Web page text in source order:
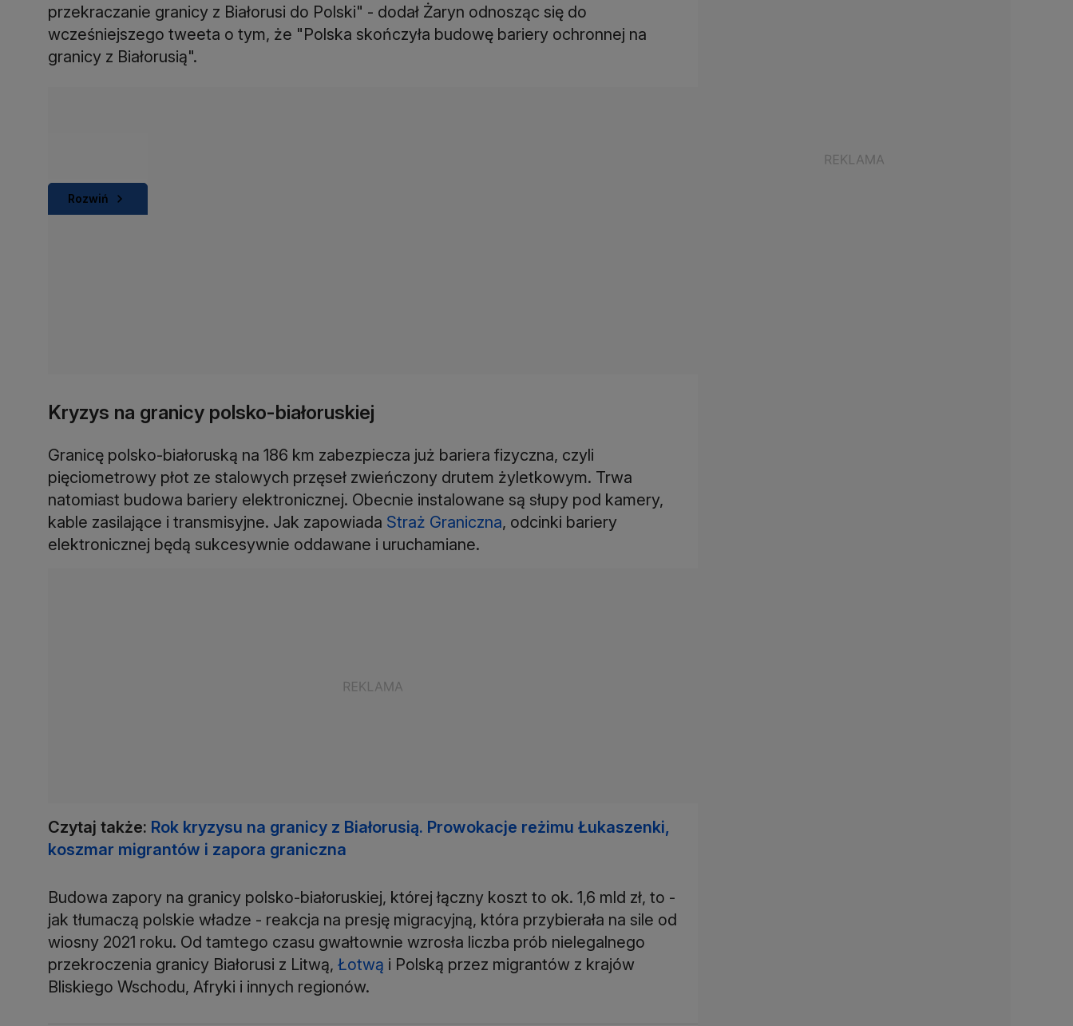
przekraczanie granicy z Białorusi do Polski" - dodał Żaryn odnosząc się do
wcześniejszego tweeta o tym, że "Polska skończyła budowę bariery ochronnej na
granicy z Białorusią".
Rozwiń
Kryzys na granicy polsko-białoruskiej
Granicę polsko-białoruską na 186 km zabezpiecza już bariera fizyczna, czyli
pięciometrowy płot ze stalowych przęseł zwieńczony drutem żyletkowym. Trwa
natomiast budowa bariery elektronicznej. Obecnie instalowane są słupy pod kamery,
kable zasilające i transmisyjne. Jak zapowiada Straż Graniczna, odcinki bariery
elektronicznej będą sukcesywnie oddawane i uruchamiane.
Czytaj także: Rok kryzysu na granicy z Białorusią. Prowokacje reżimu Łukaszenki,
koszmar migrantów i zapora graniczna
Budowa zapory na granicy polsko-białoruskiej, której łączny koszt to ok. 1,6 mld zł, to -
jak tłumaczą polskie władze - reakcja na presję migracyjną, która przybierała na sile od
wiosny 2021 roku. Od tamtego czasu gwałtownie wzrosła liczba prób nielegalnego
przekroczenia granicy Białorusi z Litwą, Łotwą i Polską przez migrantów z krajów
Bliskiego Wschodu, Afryki i innych regionów.